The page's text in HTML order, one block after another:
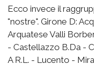
Ecco invece il
"nostre". Girone D:
Arquatese Valli
- Castellazzo B.Da -
A R.L. - Lucento -